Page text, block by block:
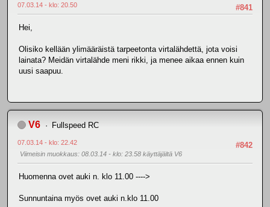
#841
07.03.14 - klo: 20.50
Hei,
Olisiko kellään ylimääräistä tarpeetonta virtalähdettä, jota voisi
lainata? Meidän virtalähde meni rikki, ja menee aikaa ennen kuin
uusi saapuu.
V6 Fullspeed RC
#842
07.03.14 - klo: 22.42
Viimeisin muokkaus: 08.03.14 - klo: 23.58 käyttäjältä V6
Huomenna ovet auki n. klo 11.00 ---->
Sunnuntaina myös ovet auki n.klo 11.00